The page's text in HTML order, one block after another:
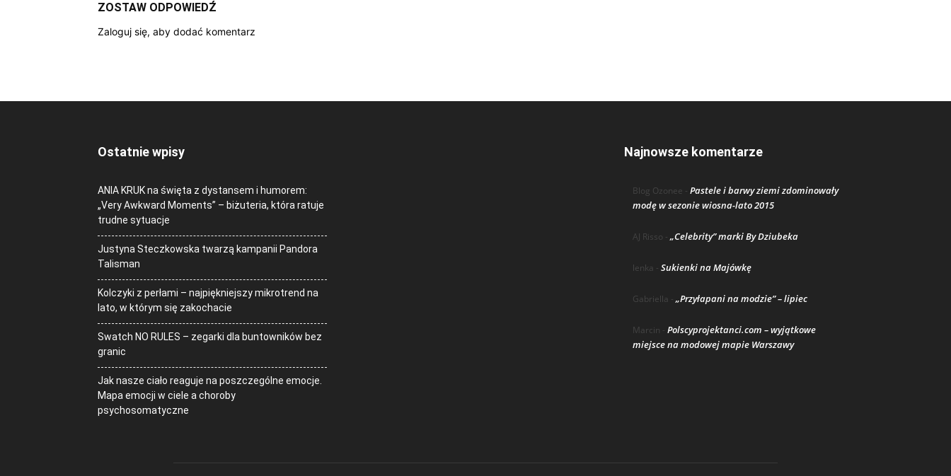
ZOSTAW ODPOWIEDŹ
Zaloguj się, aby dodać komentarz
Ostatnie wpisy
ANIA KRUK na święta z dystansem i humorem:
„Very Awkward Moments” – biżuteria, która ratuje
trudne sytuacje
Justyna Steczkowska twarzą kampanii Pandora
Talisman
Kolczyki z perłami – najpiękniejszy mikrotrend na
lato, w którym się zakochacie
Swatch NO RULES – zegarki dla buntowników bez
granic
Jak nasze ciało reaguje na poszczególne emocje.
Mapa emocji w ciele a choroby
psychosomatyczne
Najnowsze komentarze
Blog Ozonee - Pastele i barwy ziemi zdominowały
modę w sezonie wiosna-lato 2015
AJ Risso - „Celebrity” marki By Dziubeka
lenka - Sukienki na Majówkę
Gabriella - „Przyłapani na modzie” – lipiec
Marcin - Polscyprojektanci.com – wyjątkowe
miejsce na modowej mapie Warszawy